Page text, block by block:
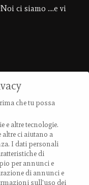
ci siamo ….e vi
che tu possa
e altre tecnologie.
altre ci aiutano a
I dati personali
di
per annunci e
di annunci e
sull'uso dei